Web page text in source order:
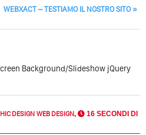
Experience (SGE)? Il Declino
Media? Siamo Nell’era Degli
Tua Azienda? Lo Decidi
Più? Contenuti Di Valore O
WEBXACT – TESTIAMO IL NOSTRO SITO »
Background/Slideshow jQuery
DESIGN WEB DESIGN,
16 SECONDI DI